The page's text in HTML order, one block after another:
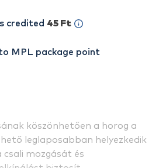
köszönhetően a horog a
leglaposabban helyezkedik
csali mozgását és
credited 45 Ft
MPL package point